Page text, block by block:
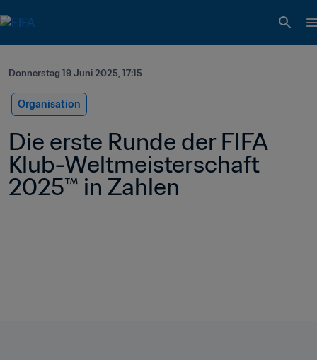
Donnerstag 19 Juni 2025, 17:15
Organisation
Die erste Runde der FIFA
Klub-Weltmeisterschaft
2025™ in Zahlen